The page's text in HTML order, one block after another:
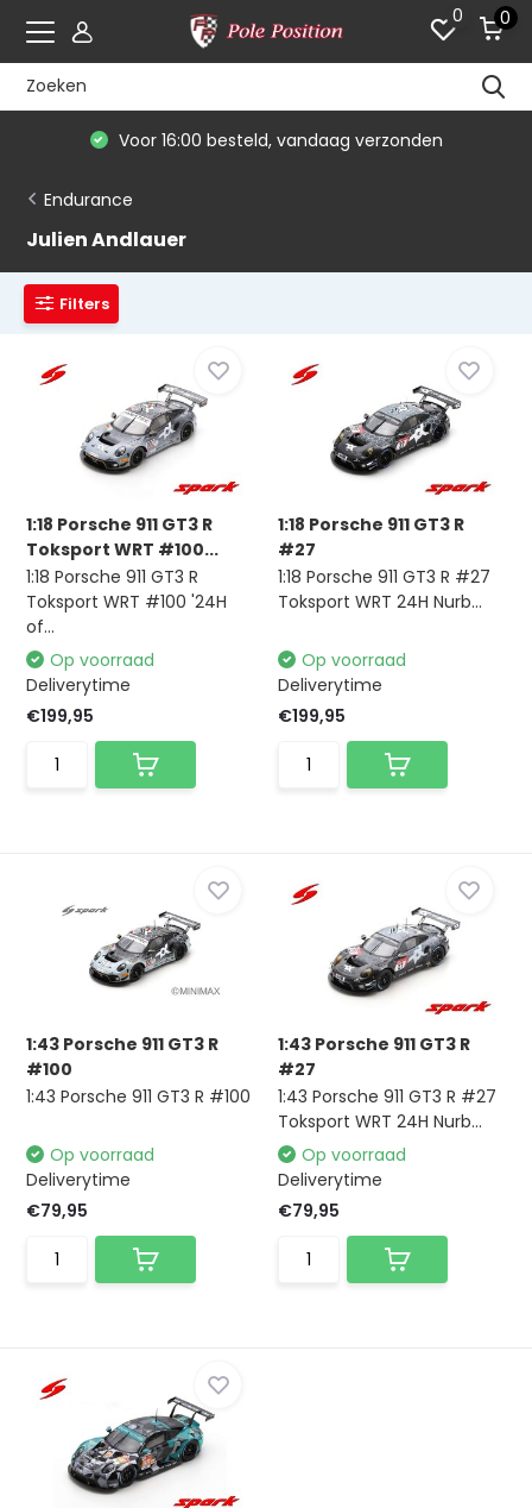
0 0
Voor 16:00 besteld, vandaag verzonden
Endurance
Julien Andlauer
Filters
1:18 Porsche 911 GT3 R
Toksport WRT #100...
1:18 Porsche 911 GT3 R
Toksport WRT #100 '24H
of...
Op voorraad
Deliverytime
€199,95
1:18 Porsche 911 GT3 R
#27
1:18 Porsche 911 GT3 R #27
Toksport WRT 24H Nurb...
Op voorraad
Deliverytime
€199,95
1:43 Porsche 911 GT3 R
#100
1:43 Porsche 911 GT3 R #100
Op voorraad
Deliverytime
€79,95
1:43 Porsche 911 GT3 R
#27
1:43 Porsche 911 GT3 R #27
Toksport WRT 24H Nurb...
Op voorraad
Deliverytime
€79,95